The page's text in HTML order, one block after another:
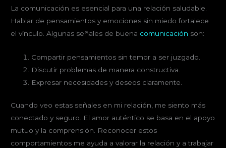
La comunicación es esencial para una relación saludable.
Hablar de pensamientos y emociones sin miedo fortalece
el vínculo. Algunas señales de buena comunicación son:
Compartir pensamientos sin temor a ser juzgado.
Discutir problemas de manera constructiva.
Expresar necesidades y deseos claramente.
Cuando veo estas señales en mi relación, me siento más
conectado y seguro. El amor auténtico se basa en el apoyo
mutuo y la comprensión. Reconocer estos
comportamientos me ayuda a valorar la relación y a trabajar